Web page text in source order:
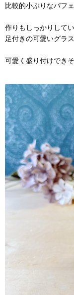
比較的小ぶりなパフ
作りもしっかりして
足付きの可愛いグラス
可愛く盛り付けでき